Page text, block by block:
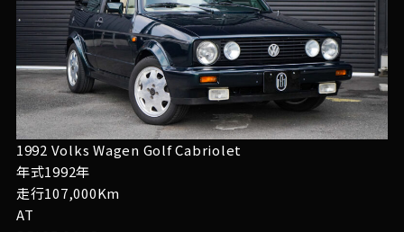
1992 Volks Wagen Golf Cabriolet
年式1992年
走行107,000Km
AT